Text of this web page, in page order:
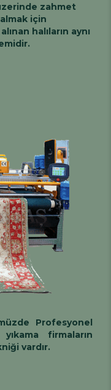
zahmet
için
halıların aynı
Profesyonel
firmaların
vardır.